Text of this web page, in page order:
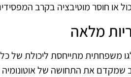
או חוסר מוטיבציה בקרב
מלאה
משפחתית מתייחסת ליכולת של
שמקדם את התחושה של